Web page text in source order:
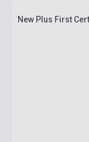
New Plus First